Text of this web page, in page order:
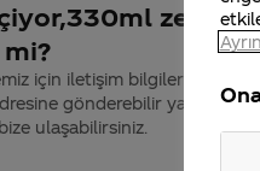
zero
için iletişim bilgilerinizi
gönderebilir ya da 444
ulaşabilirsiniz.